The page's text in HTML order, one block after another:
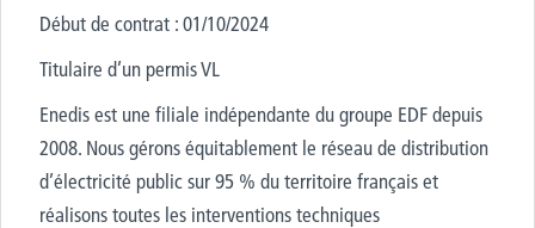
Début de contrat : 01/10/2024
Titulaire d’un permis VL
Enedis est une filiale indépendante du groupe EDF depuis
2008. Nous gérons équitablement le réseau de distribution
d’électricité public sur 95 % du territoire français et
réalisons toutes les interventions techniques